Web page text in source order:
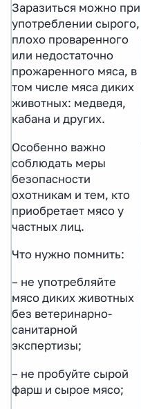
Заразиться можно при
употреблении сырого,
плохо проваренного
или недостаточно
прожаренного мяса, в
том числе мяса диких
животных: медведя,
кабана и других.
Особенно важно
соблюдать меры
безопасности
охотникам и тем, кто
приобретает мясо у
частных лиц.
Что нужно помнить:
– не употребляйте
мясо диких животных
без ветеринарно-
санитарной
экспертизы;
– не пробуйте сырой
фарш и сырое мясо;